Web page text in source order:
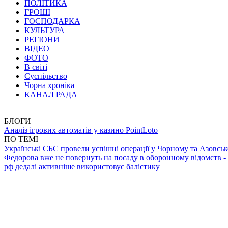
ПОЛІТИКА
ГРОШІ
ГОСПОДАРКА
КУЛЬТУРА
РЕГІОНИ
ВІДЕО
ФОТО
В світі
Суспільство
Чорна хроніка
КАНАЛ РАДА
БЛОГИ
Аналіз ігрових автоматів у казино PointLoto
ПО ТЕМІ
Українські СБС провели успішні операції у Чорному та
Федорова вже не повернуть на посаду в оборонному відомств -
рф дедалі активніше використовує балістику